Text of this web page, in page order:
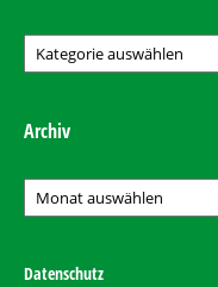
Kategorien
Archiv
Archiv
Datenschutz